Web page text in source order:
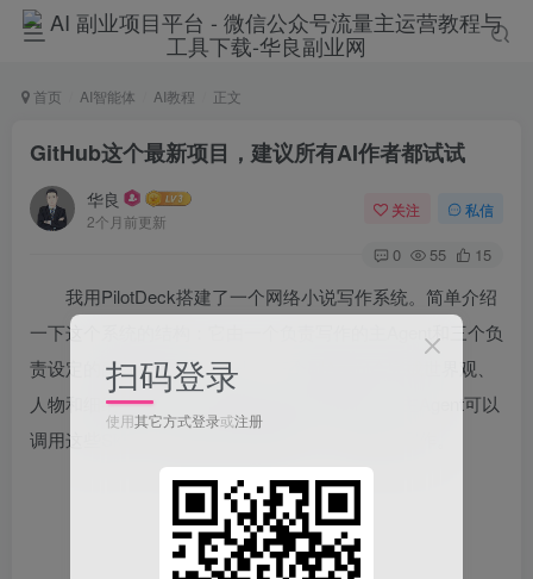
首页 AI智能体 AI教程 正文
GitHub这个最新项目，建议所有AI作者都试试
华良
2个月前更新
关注 私信
0 55 15
我用PilotDeck搭建了一个网络小说写作系统。简单介绍
一下这个系统的结构：它由一个负责写作的主Agent和三个负
责设定的副Agent构成。首先，三个副Agent会完成世界观、
人物和细纲的设定，并将这些设定沉淀为Skill。主Agent可以
调用这些Skill，获取相关设定的细节，从而进行写作。
扫码登录
使用其它方式登录或注册